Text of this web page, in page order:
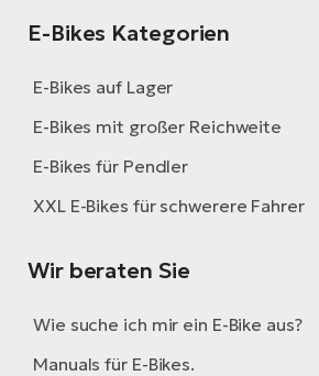
E-Bikes Kategorien
E-Bikes auf Lager
E-Bikes mit großer Reichweite
E-Bikes für Pendler
XXL E-Bikes für schwerere Fahrer
Wir beraten Sie
Wie suche ich mir ein E-Bike aus?
Manuals für E-Bikes.